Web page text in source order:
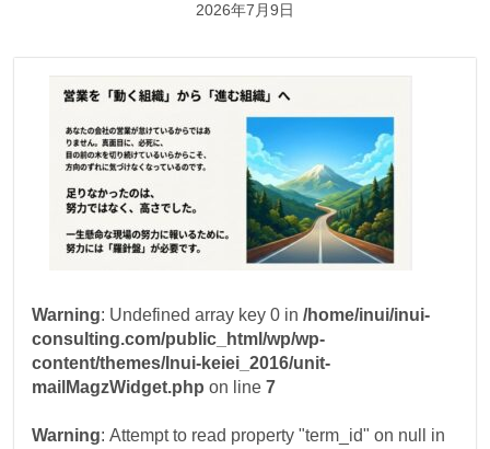
2026年7月9日
Warning : Undefined array key 0 in/home/inui/inui-
consulting.com/public_html/wp/wp-
content/themes/Inui-keiei_2016/unit-
mailMagzWidget.php on line7
Warning : Attempt to read property "term_id" on null in